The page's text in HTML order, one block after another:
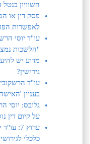
השוויון
פסק דין או
לאפשרות
עו"ד יוסי
"הלשכות
מדוע יש
גירושין?
בעניין
גלובס: יוסי
על קיום דין
ערוץ
כלכלי